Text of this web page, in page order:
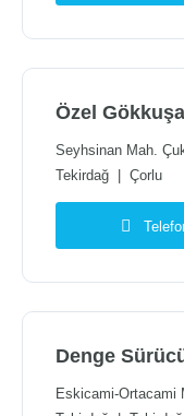
Seyhsinan Mah.
Tekirdağ
Çorlu
Denge
Eskicami-Ortacami